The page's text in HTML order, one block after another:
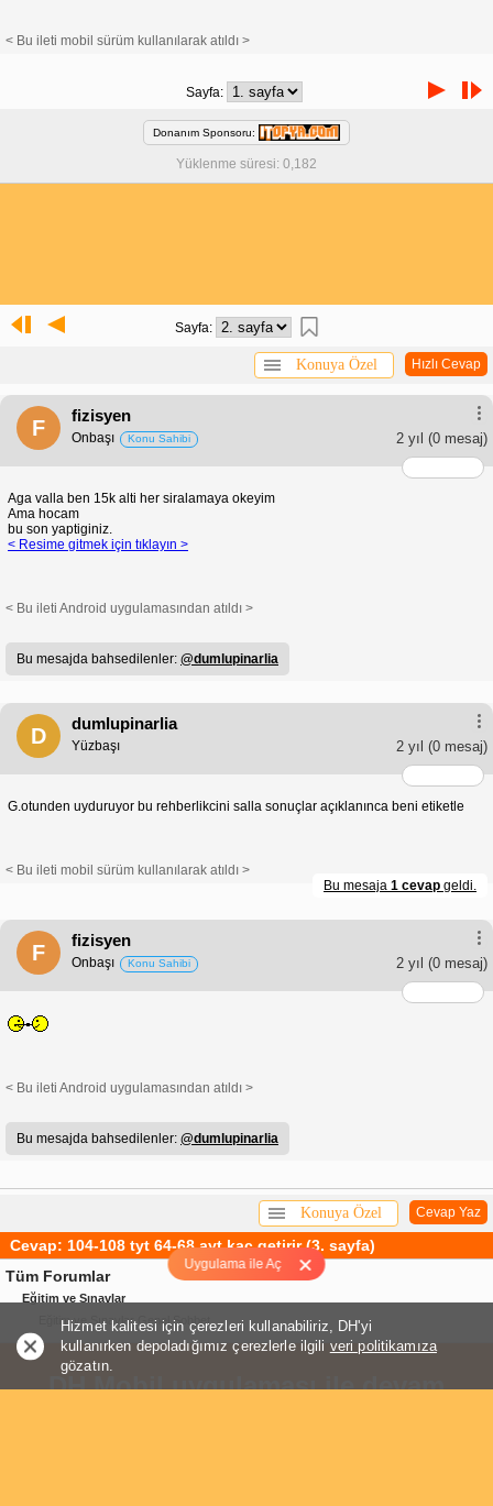
Uygulama ile Aç
< Bu ileti mobil sürüm kullanılarak atıldı >
Sayfa:
Donanım Sponsoru:
Yüklenme süresi: 0,182
Sayfa:
Hızlı Cevap
Konuya Özel
F
fizisyen
2 yıl (0 mesaj)
Onbaşı Konu Sahibi
Aga valla ben 15k alti her siralamaya okeyim
Ama hocam
bu son yaptiginiz.
< Resime gitmek için tıklayın >
< Bu ileti Android uygulamasından atıldı >
Bu mesajda bahsedilenler: @dumlupinarlia
D
dumlupinarlia
2 yıl (0 mesaj)
Yüzbaşı
G.otunden uyduruyor bu rehberlikcini salla sonuçlar açıklanınca beni etiketle
< Bu ileti mobil sürüm kullanılarak atıldı >
Bu mesaja 1 cevap geldi.
F
fizisyen
2 yıl (0 mesaj)
Onbaşı Konu Sahibi
< Bu ileti Android uygulamasından atıldı >
Bu mesajda bahsedilenler: @dumlupinarlia
Cevap Yaz
Konuya Özel
Cevap: 104-108 tyt 64-68 ayt kaç getirir (3. sayfa)
Tüm Forumlar
Eğitim ve Sınavlar
Eğitim ve Sınavlar Genel Sohbet
DH Mobil uygulaması ile devam
Hizmet kalitesi için çerezleri kullanabiliriz, DH'yi
kullanırken depoladığımız çerezlerle ilgili veri politikamıza
gözatın.